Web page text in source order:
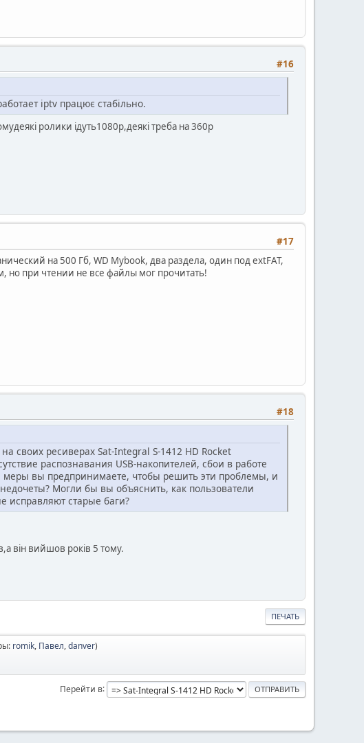
#16
iptv працює стабільно.
ролики ідуть1080р,деякі треба на 360р
#17
на 500 Гб, WD Mybook, два раздела, один под extFAT,
но при чтении не все файлы мог прочитать!
#18
своих ресиверах Sat-Integral S-1412 HD Rocket
распознавания USB-накопителей, сбои в работе
вы предпринимаете, чтобы решить эти проблемы, и
Могли бы вы объяснить, как пользователи
исправляют старые баги?
він вийшов років 5 тому.
ПЕЧАТЬ
romik, Павел,danver)
Перейти в